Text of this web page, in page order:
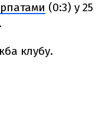
(0:3) у 25
клубу.